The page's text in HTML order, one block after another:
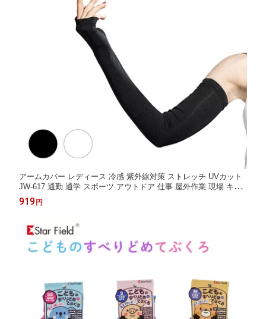
アームカバー レディース 冷感 紫外線対策 ストレッチ UVカット
JW-617 通勤 通学 スポーツ アウトドア 仕事 屋外作業 現場 キャ
ンプ 学生 大人 便利 軽作業 ワーク ボディタフネス かっぱ日和
919 円